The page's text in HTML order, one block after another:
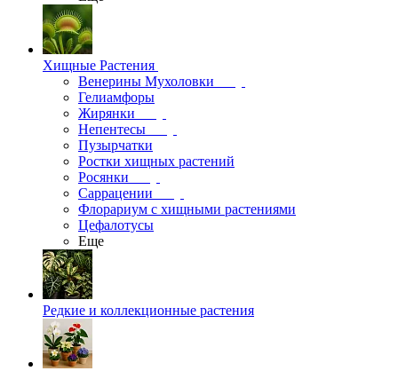
Хищные Растения
Венерины Мухоловки
Гелиамфоры
Жирянки
Непентесы
Пузырчатки
Ростки хищных растений
Росянки
Саррацении
Флорариум с хищными растениями
Цефалотусы
Еще
Редкие и коллекционные растения